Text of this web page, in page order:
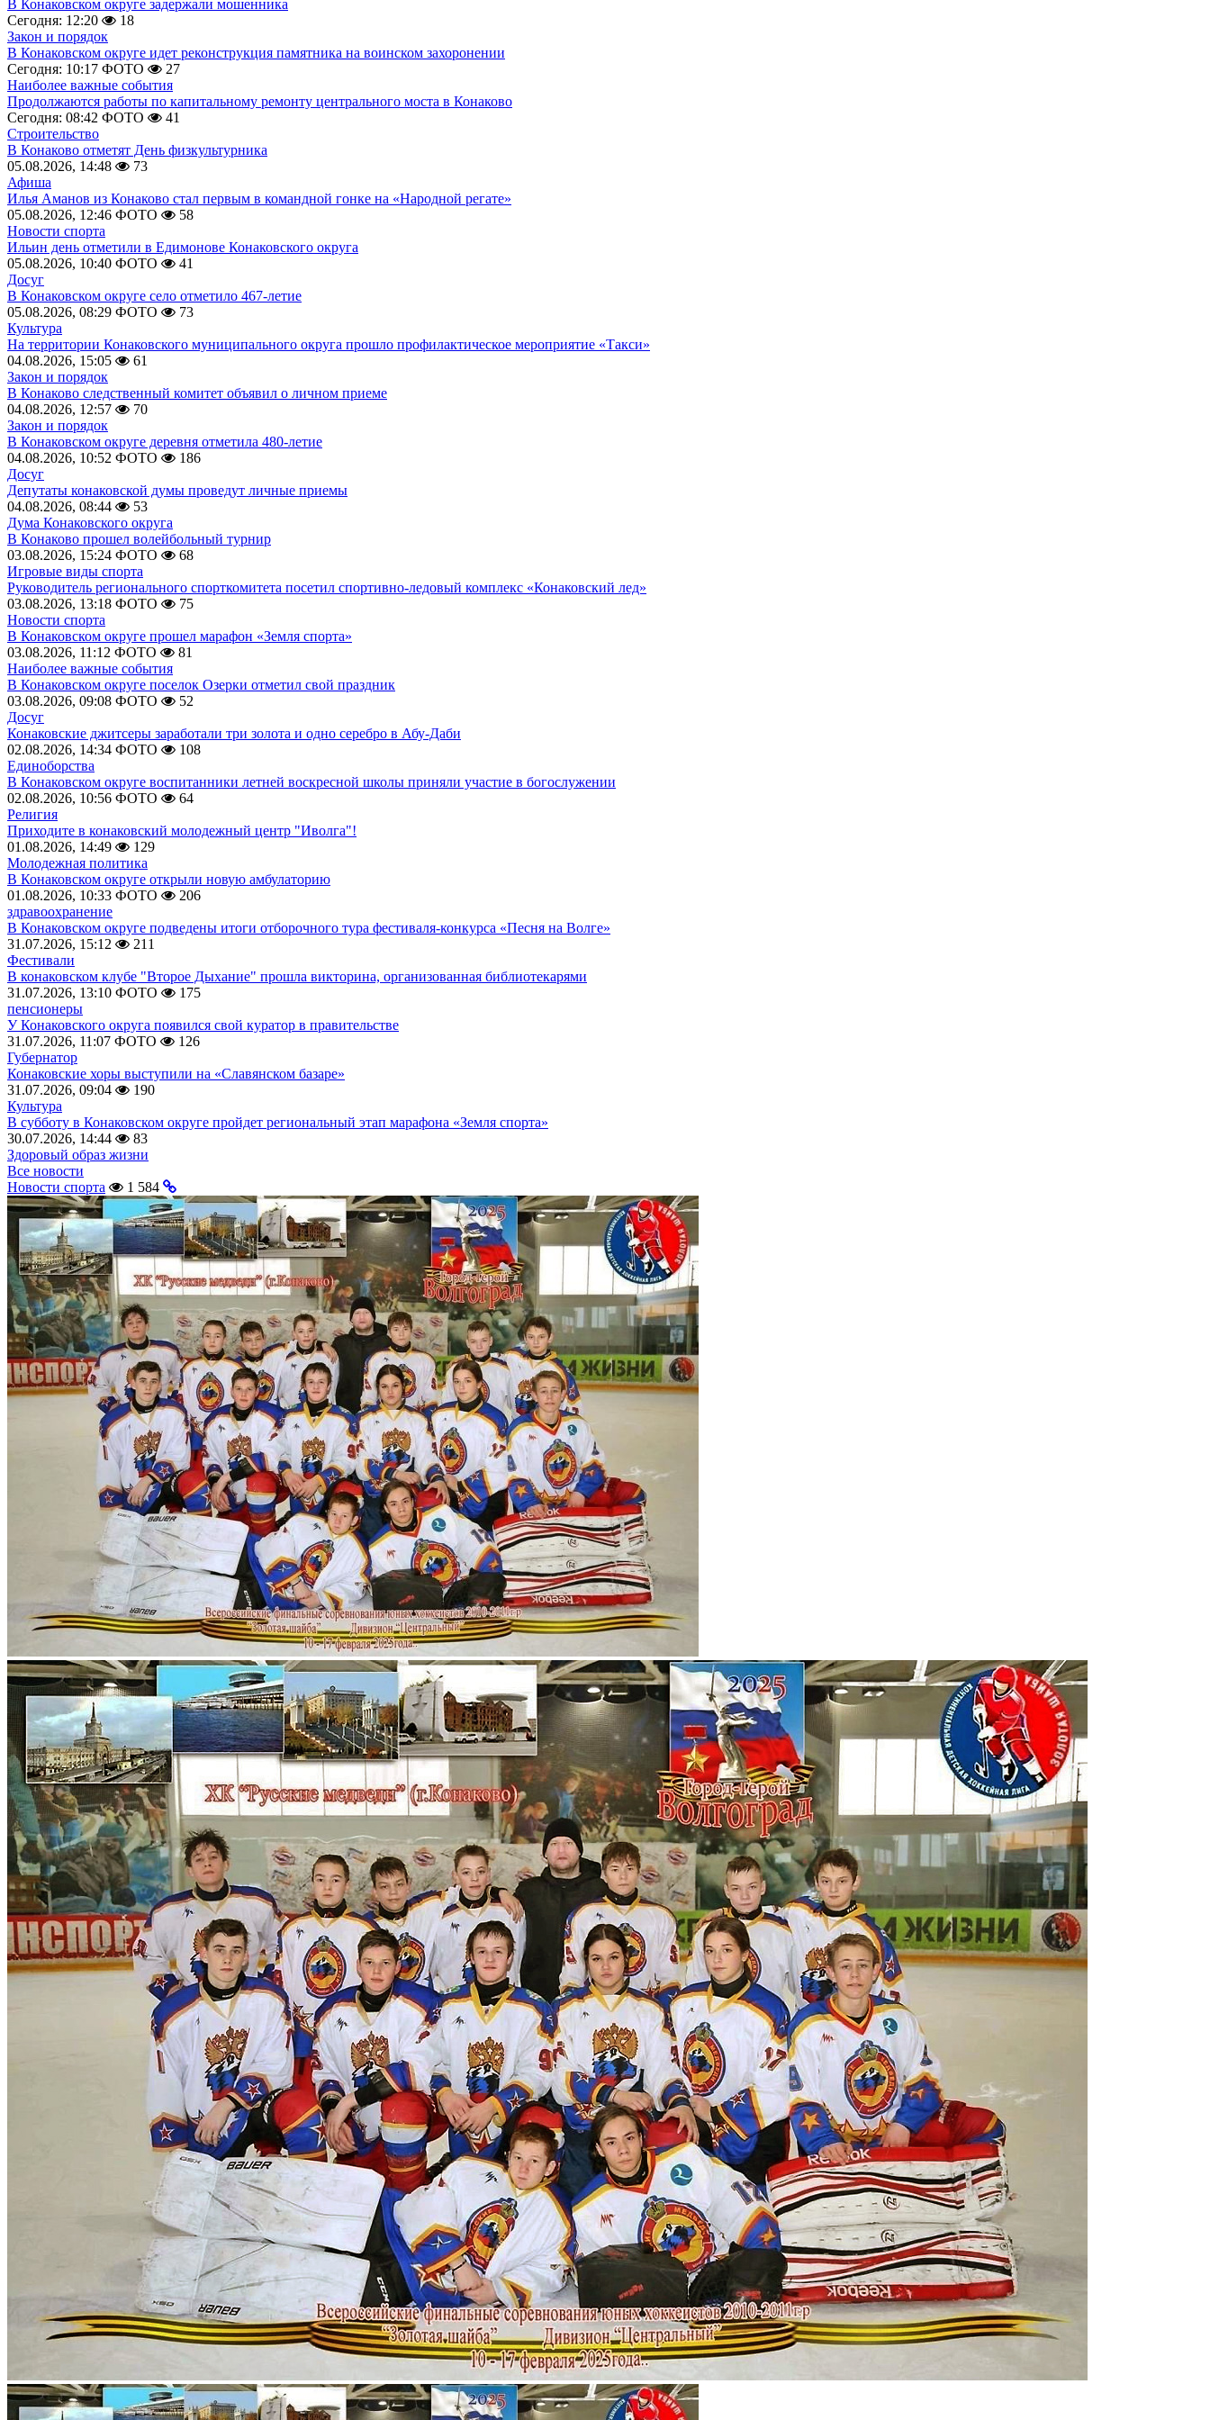
В Конаковском округе задержали мошенника
Сегодня: 12:20
18
Закон и порядок
В Конаковском округе идет реконструкция памятника на воинском захоронении
Сегодня: 10:17 ФОТО
27
Наиболее важные события
Продолжаются работы по капитальному ремонту центрального моста в Конаково
Сегодня: 08:42 ФОТО
41
Строительство
В Конаково отметят День физкультурника
05.08.2026, 14:48
73
Афиша
Илья Аманов из Конаково стал первым в командной гонке на «Народной регате»
05.08.2026, 12:46 ФОТО
58
Новости спорта
Ильин день отметили в Едимонове Конаковского округа
05.08.2026, 10:40 ФОТО
41
Досуг
В Конаковском округе село отметило 467-летие
05.08.2026, 08:29 ФОТО
73
Культура
На территории Конаковского муниципального округа прошло профилактическое мероприятие «Такси»
04.08.2026, 15:05
61
Закон и порядок
В Конаково следственный комитет объявил о личном приеме
04.08.2026, 12:57
70
Закон и порядок
В Конаковском округе деревня отметила 480-летие
04.08.2026, 10:52 ФОТО
186
Досуг
Депутаты конаковской думы проведут личные приемы
04.08.2026, 08:44
53
Дума Конаковского округа
В Конаково прошел волейбольный турнир
03.08.2026, 15:24 ФОТО
68
Игровые виды спорта
Руководитель регионального спорткомитета посетил спортивно-ледовый комплекс «Конаковский лед»
03.08.2026, 13:18 ФОТО
75
Новости спорта
В Конаковском округе прошел марафон «Земля спорта»
03.08.2026, 11:12 ФОТО
81
Наиболее важные события
В Конаковском округе поселок Озерки отметил свой праздник
03.08.2026, 09:08 ФОТО
52
Досуг
Конаковские джитсеры заработали три золота и одно серебро в Абу-Даби
02.08.2026, 14:34 ФОТО
108
Единоборства
В Конаковском округе воспитанники летней воскресной школы приняли участие в богослужении
02.08.2026, 10:56 ФОТО
64
Религия
Приходите в конаковский молодежный центр "Иволга"!
01.08.2026, 14:49
129
Молодежная политика
В Конаковском округе открыли новую амбулаторию
01.08.2026, 10:33 ФОТО
206
здравоохранение
В Конаковском округе подведены итоги отборочного тура фестиваля-конкурса «Песня на Волге»
31.07.2026, 15:12
211
Фестивали
В конаковском клубе "Второе Дыхание" прошла викторина, организованная библиотекарями
31.07.2026, 13:10 ФОТО
175
пенсионеры
У Конаковского округа появился свой куратор в правительстве
31.07.2026, 11:07 ФОТО
126
Губернатор
Конаковские хоры выступили на «Славянском базаре»
31.07.2026, 09:04
190
Культура
В субботу в Конаковском округе пройдет региональный этап марафона «Земля спорта»
30.07.2026, 14:44
83
Здоровый образ жизни
Все новости
Новости спорта
1 584